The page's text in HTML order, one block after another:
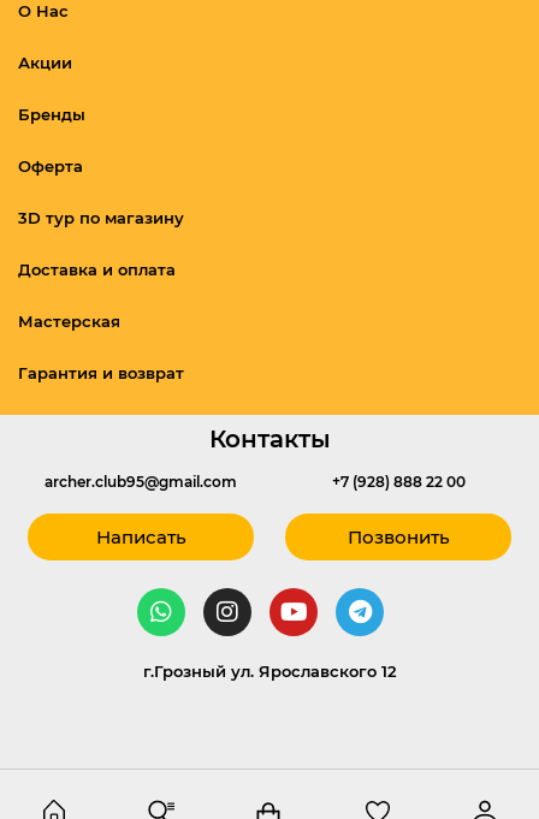
О Нас
Акции
Бренды
Оферта
3D тур по магазину
Доставка и оплата
Мастерская
Гарантия и возврат
Контакты
archer.club95@gmail.com
Написать
+7 (928) 888 22 00
Позвонить
г.Грозный ул. Ярославского 12